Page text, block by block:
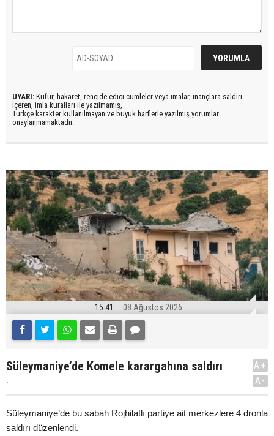
UYARI: Küfür, hakaret, rencide edici cümleler veya imalar, inançlara saldırı
içeren, imla kuralları ile yazılmamış,
Türkçe karakter kullanılmayan ve büyük harflerle yazılmış yorumlar
onaylanmamaktadır.
15:41 08 Ağustos 2026
Süleymaniye’de Komele karargahına saldırı
.
A+
A-
Süleymaniye’de bu sabah Rojhilatlı partiye ait merkezlere 4 dronla
saldırı düzenlendi.